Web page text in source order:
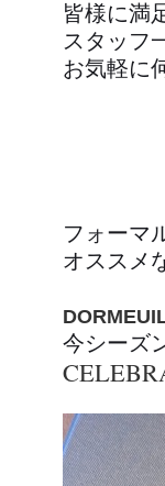
皆様に満
スタッフ
お気軽に
フォーマ
オススメ
今シーズ